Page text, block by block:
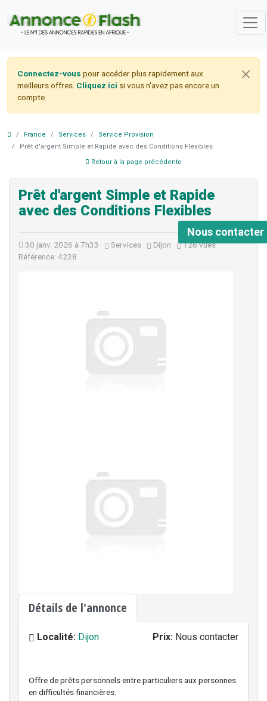
Connectez-vous pour accéder plus rapidement aux
meilleurs offres. Cliquez ici si vous n'avez pas encore un
compte.
France Services
Service Provision
Prêt d'argent Simple et Rapide avec des Conditions Flexibles
Retour à la page précédente
Prêt d'argent Simple et Rapide
avec des Conditions Flexibles
30 janv. 2026 à 7h33 Services Dijon
126 vues
Référence: 4238
Nous contacter
Détails de l'annonce
Localité: Dijon Prix: Nous contacter
Offre de prêts personnels entre particuliers aux personnes
en difficultés financières.